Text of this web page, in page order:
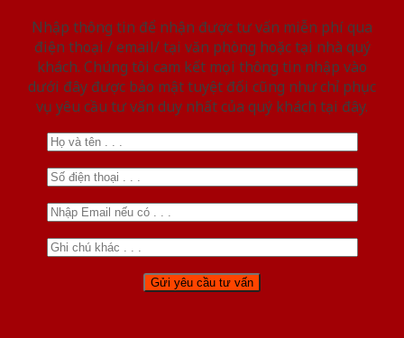
Nhập thông tin để nhận được tư vấn miễn phí qua
điện thoại / email/ tại văn phòng hoặc tại nhà quý
khách. Chúng tôi cam kết mọi thông tin nhập vào
dưới đây được bảo mật tuyệt đối cũng như chỉ phục
vụ yêu cầu tư vấn duy nhất của quý khách tại đây.